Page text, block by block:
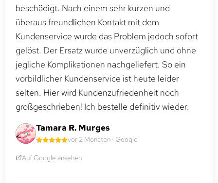
beschädigt. Nach einem sehr kurzen und
überaus freundlichen Kontakt mit dem
Kundenservice wurde das Problem jedoch sofort
gelöst. Der Ersatz wurde unverzüglich und ohne
jegliche Komplikationen nachgeliefert. So ein
vorbildlicher Kundenservice ist heute leider
selten. Hier wird Kundenzufriedenheit noch
großgeschrieben! Ich bestelle definitiv wieder.
Tamara R. Murges
vor 2 Monaten · Google
Auf Google ansehen